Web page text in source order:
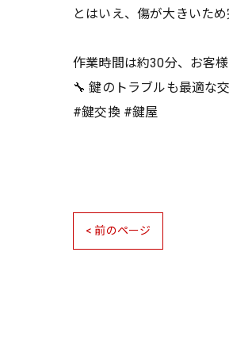
とはいえ、傷が大きいた
作業時間は約30分、お客
🔧 鍵のトラブルも最適な
#鍵交換 #鍵屋
< 前のページ